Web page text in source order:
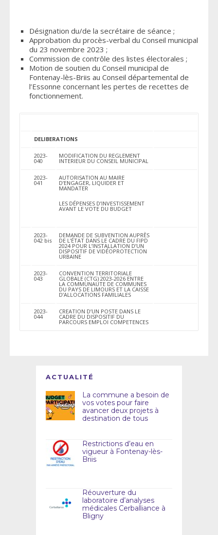
Désignation du/de la secrétaire de séance ;
Approbation du procès-verbal du Conseil municipal
du 23 novembre 2023 ;
Commission de contrôle des listes électorales ;
Motion de soutien du Conseil municipal de
Fontenay-lès-Briis au Conseil départemental de
l’Essonne concernant les pertes de recettes de
fonctionnement.
DELIBERATIONS
2023-
040
MODIFICATION DU REGLEMENT
INTERIEUR DU CONSEIL MUNICIPAL
2023-
041
AUTORISATION AU MAIRE
D’ENGAGER, LIQUIDER ET
MANDATER
LES DÉPENSES D’INVESTISSEMENT
AVANT LE VOTE DU BUDGET
2023-
042 bis
DEMANDE DE SUBVENTION AUPRÈS
DE L’ÉTAT DANS LE CADRE DU FIPD
2024 POUR L’INSTALLATION D’UN
DISPOSITIF DE VIDÉOPROTECTION
URBAINE
2023-
043
CONVENTION TERRITORIALE
GLOBALE (CTG) 2023-2026 ENTRE
LA COMMUNAUTE DE COMMUNES
DU PAYS DE LIMOURS ET LA CAISSE
D’ALLOCATIONS FAMILIALES
2023-
044
CREATION D’UN POSTE DANS LE
CADRE DU DISPOSITIF DU
PARCOURS EMPLOI COMPETENCES
ACTUALITÉ
La commune a besoin de
vos votes pour faire
avancer deux projets à
destination de tous
Restrictions d’eau en
vigueur à Fontenay-lès-
Briis
Réouverture du
laboratoire d’analyses
médicales Cerballiance à
Bligny